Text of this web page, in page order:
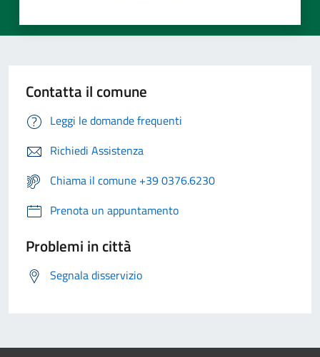
Contatta il comune
Leggi le domande frequenti
Richiedi Assistenza
Chiama il comune +39 0376.6230
Prenota un appuntamento
Problemi in città
Segnala disservizio